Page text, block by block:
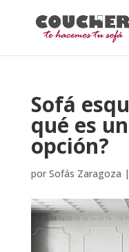
Sofá
qué es
opción?
por Sofás Zaragoza |